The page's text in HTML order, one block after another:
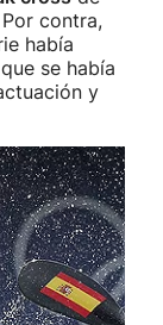
contra,
había
se había
y